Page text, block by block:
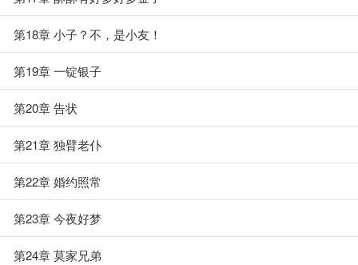
第18章 小子？不，是小友！
第19章 一锭银子
第20章 告状
第21章 独臂老仆
第22章 婚约照常
第23章 今夜好梦
第24章 莫家兄弟